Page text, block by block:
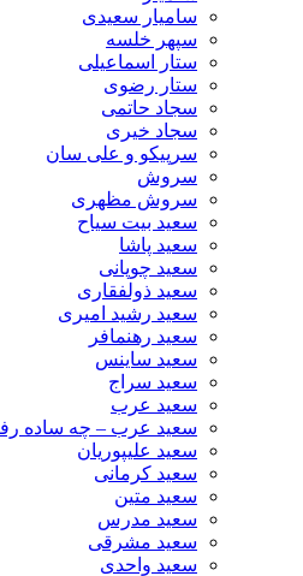
سامیار سعیدی
سپهر خلسه
ستار اسماعیلی
ستار رضوی
سجاد حاتمی
سجاد خیری
سرپیکو و علی سان
سروش
سروش مظهری
سعید بیت سیاح
سعید پاشا
سعید چوپانی
سعید ذولفقاری
سعید رشید امیری
سعید رهنمافر
سعید ساینس
سعید سراج
سعید عرب
سعید عرب – چه ساده رفتی
سعید علیپوریان
سعید کرمانی
سعید متین
سعید مدرس
سعید مشرقی
سعید واحدی